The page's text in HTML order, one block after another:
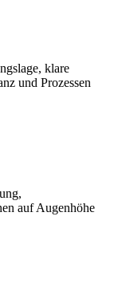
klare
und Prozessen
auf Augenhöhe